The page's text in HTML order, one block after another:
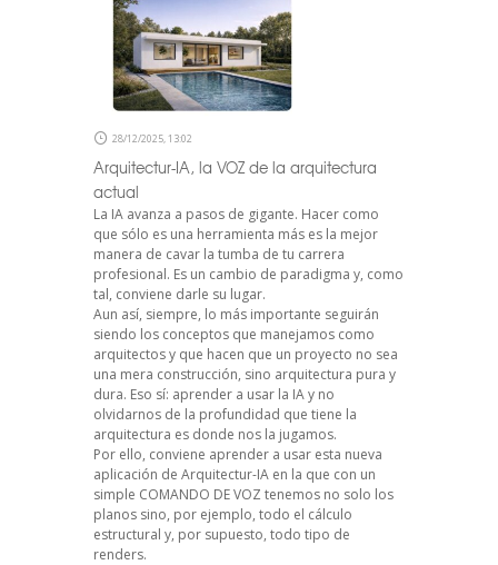
28/12/2025, 13:02
Arquitectur-IA, la VOZ de la arquitectura
actual
La IA avanza a pasos de gigante. Hacer como
que sólo es una herramienta más es la mejor
manera de cavar la tumba de tu carrera
profesional. Es un cambio de paradigma y, como
tal, conviene darle su lugar.
Aun así, siempre, lo más importante seguirán
siendo los conceptos que manejamos como
arquitectos y que hacen que un proyecto no sea
una mera construcción, sino arquitectura pura y
dura. Eso sí: aprender a usar la IA y no
olvidarnos de la profundidad que tiene la
arquitectura es donde nos la jugamos.
Por ello, conviene aprender a usar esta nueva
aplicación de Arquitectur-IA en la que con un
simple COMANDO DE VOZ tenemos no solo los
planos sino, por ejemplo, todo el cálculo
estructural y, por supuesto, todo tipo de
renders.